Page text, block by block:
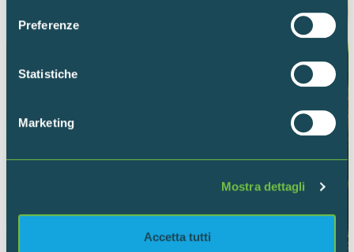
raccogliere informazioni sulla tua posizione
geografica, con un'approssimazione di qualche
Identificare il tuo dispositivo, scansionandolo
Approfondisci come vengono elaborati i tuoi dati personali
dalla Dichiarazione sui cookie.
Preferenze
Statistiche
Marketing
Mostra dettagli
Accetta tutti